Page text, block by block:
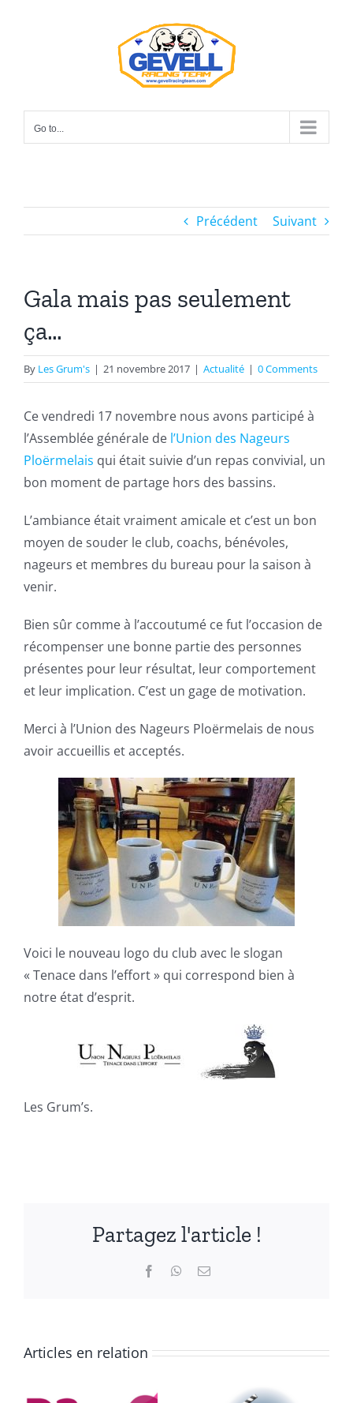
Go to...
Précédent Suivant
Gala mais pas seulement
ça…
By Les Grum's | 21 novembre 2017 | Actualité | 0 Comments
Ce vendredi 17 novembre nous avons participé à
l’Assemblée générale de l’Union des Nageurs
Ploërmelais qui était suivie d’un repas convivial, un
bon moment de partage hors des bassins.
L’ambiance était vraiment amicale et c’est un bon
moyen de souder le club, coachs, bénévoles,
nageurs et membres du bureau pour la saison à
venir.
Bien sûr comme à l’accoutumé ce fut l’occasion de
récompenser une bonne partie des personnes
présentes pour leur résultat, leur comportement
et leur implication. C’est un gage de motivation.
Merci à l’Union des Nageurs Ploërmelais de nous
avoir accueillis et acceptés.
Voici le nouveau logo du club avec le slogan
« Tenace dans l’effort » qui correspond bien à
notre état d’esprit.
Les Grum’s.
Partagez l'article !
FacebookWhatsApp
Email
Articles en relation